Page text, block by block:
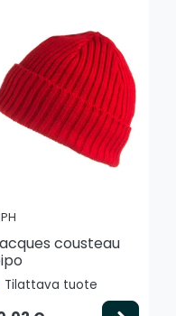
cousteau
Tilattava tuote